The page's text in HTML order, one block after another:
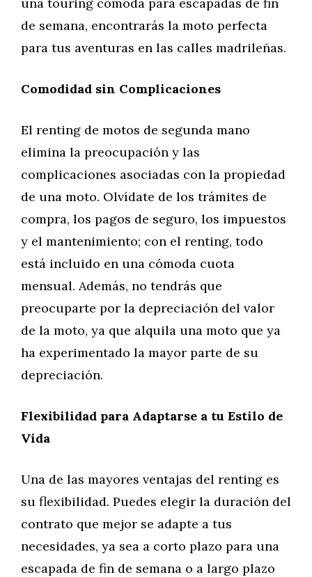
de semana, encontrarás la moto perfecta
para tus aventuras en las calles madrileñas.
Comodidad sin Complicaciones
El renting de motos de segunda mano
elimina la preocupación y las
complicaciones asociadas con la propiedad
de una moto. Olvídate de los trámites de
compra, los pagos de seguro, los impuestos
y el mantenimiento; con el renting, todo
está incluido en una cómoda cuota
mensual. Además, no tendrás que
preocuparte por la depreciación del valor
de la moto, ya que alquila una moto que ya
ha experimentado la mayor parte de su
depreciación.
Flexibilidad para Adaptarse a tu Estilo de
Vida
Una de las mayores ventajas del renting es
su flexibilidad. Puedes elegir la duración del
contrato que mejor se adapte a tus
necesidades, ya sea a corto plazo para una
escapada de fin de semana o a largo plazo